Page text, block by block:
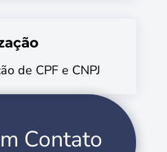
de CPF e CNPJ
Contato